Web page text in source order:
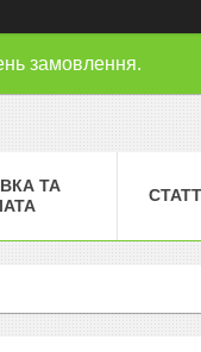
замовлення.
ТА